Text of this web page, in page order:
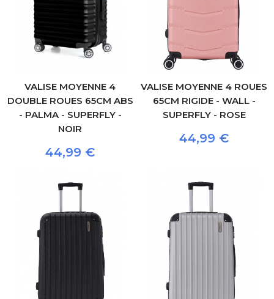
VALISE MOYENNE 4
DOUBLE ROUES 65CM ABS
- PALMA - SUPERFLY -
NOIR
44,99 €
VALISE MOYENNE 4 ROUES
65CM RIGIDE - WALL -
SUPERFLY - ROSE
44,99 €